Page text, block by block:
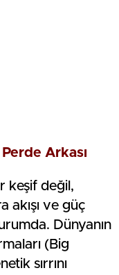
Arkası
keşif değil,
akışı ve güç
Dünyanın
(Big
sırrını